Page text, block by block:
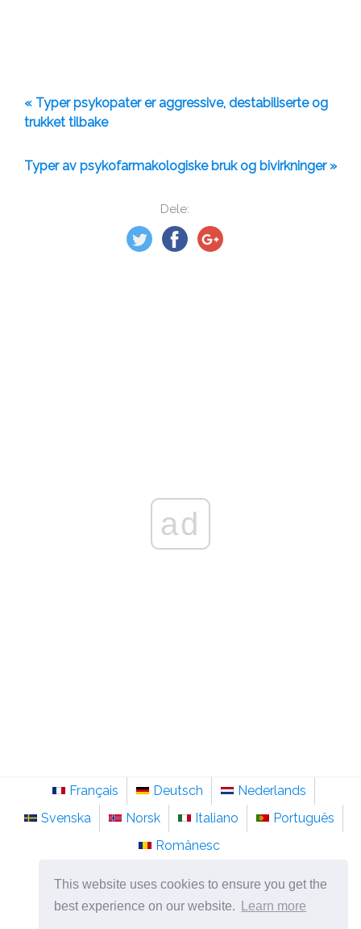
This website uses cookies to ensure you get the
best experience on our website.
Learn more
Dele:
« Typer psykopater er aggressive, destabiliserte og
trukket tilbake
Typer av psykofarmakologiske bruk og bivirkninger »
ad
Français Deutsch
Nederlands
Svenska
Norsk Italiano
Português
Românesc
©2026no.sainte-anastasie.org
Psykologi, filosofi og tenkning om livet.